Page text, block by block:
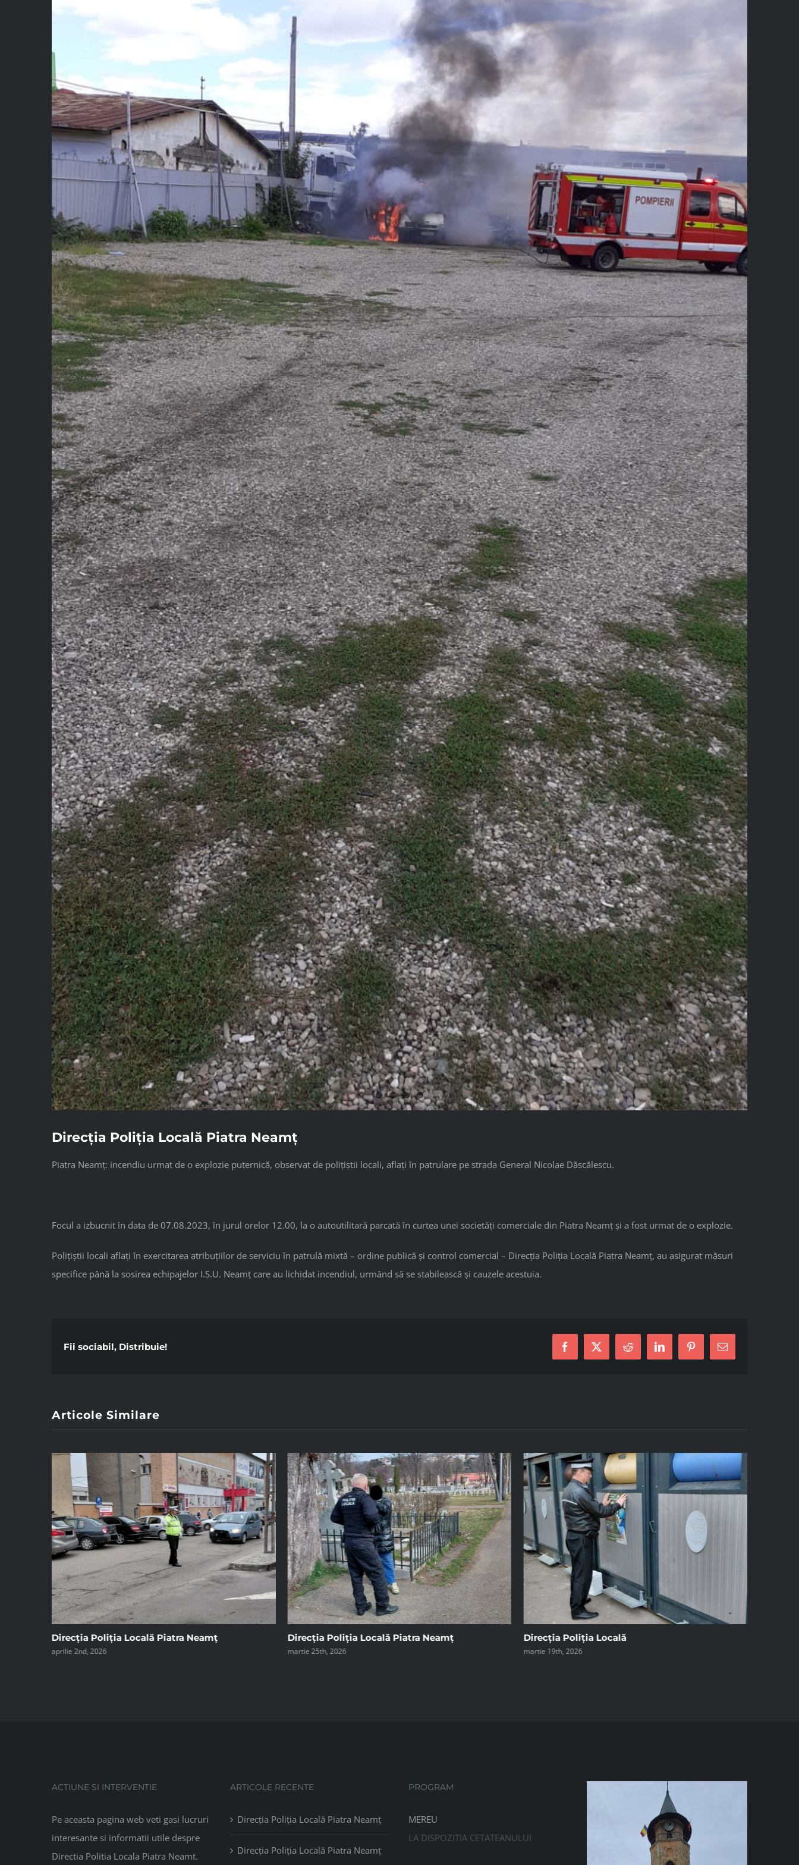
Direcția Poliția Locală Piatra Neamț
Piatra Neamț: incendiu urmat de o explozie puternică, observat de polițiștii locali, aflați în patrulare pe strada General Nicolae Dăscălescu.
Focul a izbucnit în data de 07.08.2023, în jurul orelor 12.00, la o autoutilitară parcată în curtea unei societăți comerciale din Piatra Neamț și a fost urmat de o explozie.
Polițiștii locali aflați în exercitarea atribuțiilor de serviciu în patrulă mixtă – ordine publică și control comercial – Direcția Poliția Locală Piatra Neamț, au asigurat măsuri
specifice până la sosirea echipajelor I.S.U. Neamț care au lichidat incendiul, urmând să se stabilească și cauzele acestuia.
Fii sociabil, Distribuie! Facebook
X Reddit LinkedInPinterestEmail
Articole Similare
Direcția Poliția Locală Piatra Neamț
martie 25th, 2026
Direcția Poliția Locală
martie 19th, 2026
Direcția Poliția Locală Piatra Neamț
martie 11th, 2026
ACTIUNE SI INTERVENTIE
Pe aceasta pagina web veti gasi lucruri
interesante si informatii utile despre
Directia Politia Locala Piatra Neamt.
ARTICOLE RECENTE
Direcția Poliția Locală Piatra Neamț
Direcția Poliția Locală Piatra Neamț
PROGRAM
MEREU
LA DISPOZITIA CETATEANULUI